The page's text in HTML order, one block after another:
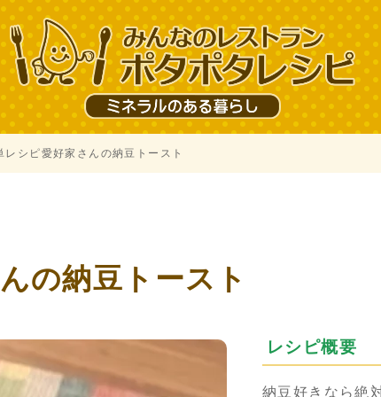
シピ愛好家さんの納豆トースト
の納豆トースト
レシピ概要
納豆好きなら絶